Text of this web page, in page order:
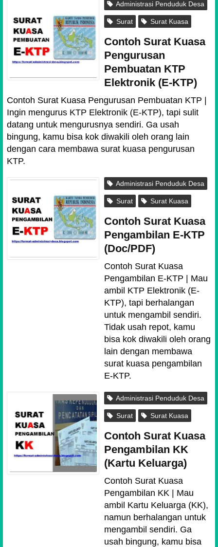
Administrasi Penduduk Desa
Surat Surat Kuasa
Contoh Surat Kuasa
Pengurusan
Pembuatan KTP
Elektronik (E-KTP)
Contoh Surat Kuasa Pengurusan Pembuatan KTP |
Ingin mengurus KTP Elektronik (E-KTP), tapi sulit
datang untuk mengurusnya sendiri. Ga usah
bingung, kamu bisa kok diwakili oleh orang lain
dengan cara membawa surat kuasa pengurusan
KTP.
Administrasi Penduduk Desa
Surat Surat Kuasa
Contoh Surat Kuasa
Pengambilan E-KTP
(Doc/PDF)
Contoh Surat Kuasa
Pengambilan E-KTP | Mau
ambil KTP Elektronik (E-
KTP), tapi berhalangan
untuk mengambil sendiri.
Tidak usah repot, kamu
bisa kok diwakili oleh orang
lain dengan membawa
surat kuasa pengambilan
E-KTP.
Administrasi Penduduk Desa
Surat Surat Kuasa
Contoh Surat Kuasa
Pengambilan KK
(Kartu Keluarga)
Contoh Surat Kuasa
Pengambilan KK | Mau
ambil Kartu Keluarga (KK),
namun berhalangan untuk
mengambil sendiri. Ga
usah bingung, kamu bisa